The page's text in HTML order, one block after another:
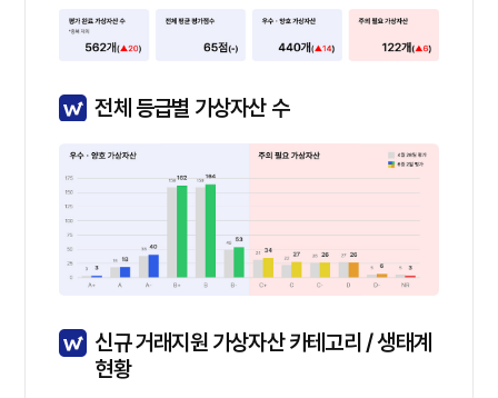
전체 등급별 가상자산 수
신규 거래지원 가상자산 카테고리 / 생태계
현황